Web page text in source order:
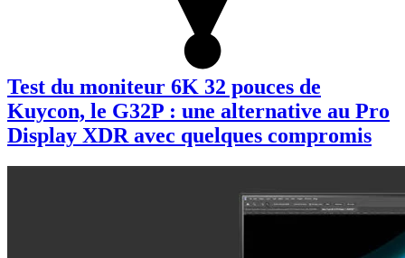
Test du moniteur 6K 32 pouces de
Kuycon, le G32P : une alternative au Pro
Display XDR avec quelques compromis